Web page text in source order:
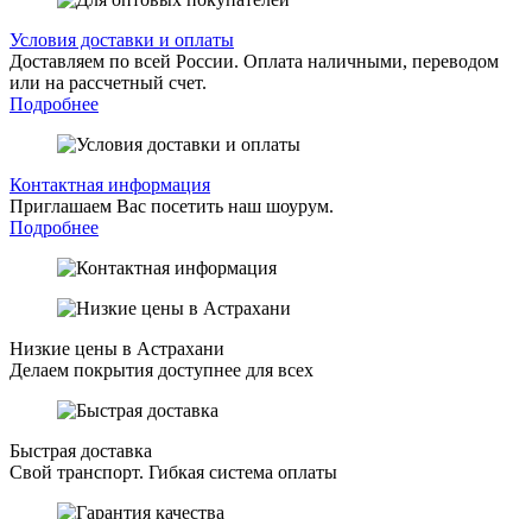
Условия доставки и оплаты
Доставляем по всей России. Оплата наличными, переводом
или на рассчетный счет.
Подробнее
Контактная информация
Приглашаем Вас посетить наш шоурум.
Подробнее
Низкие цены в Астрахани
Делаем покрытия доступнее для всех
Быстрая доставка
Свой транспорт. Гибкая система оплаты